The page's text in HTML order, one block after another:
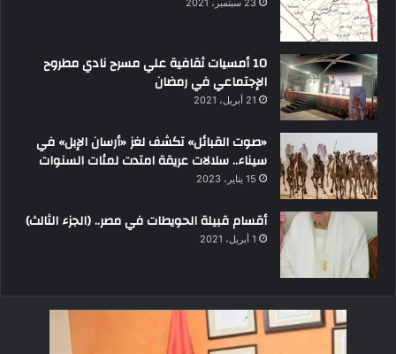
10 أمسيات ثقافية علي مسرح نادي مطروح
الإجتماعي في رمضان
21 أبريل، 2021
«صوت القبائل» تكشف لغز «أرسان الإبل» في
سيناء.. سلالات عريقة امتدت لمئات السنوات
15 يناير، 2023
أقسام قبيلة الحويطات في مصر.. (الجزء الثالث)
1 أبريل، 2021